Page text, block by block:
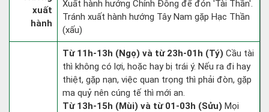
xuất
hành
Xuất hành hướng Chính Đông để đón 'Tài Thần'.
Tránh xuất hành hướng Tây Nam gặp Hạc Thần
(xấu)
Từ 11h-13h (Ngọ) và từ 23h-01h (Tý) Cầu tài
thì không có lợi, hoặc hay bị trái ý. Nếu ra đi hay
thiệt, gặp nạn, việc quan trọng thì phải đòn, gặp
ma quỷ nên cúng tế thì mới an.
Từ 13h-15h (Mùi) và từ 01-03h (Sửu) Mọi